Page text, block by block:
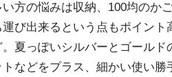
方の悩みは収納、100均の
び出来るという点もポイン
夏っぽいシルバーとゴール
などをプラス、細かい使い